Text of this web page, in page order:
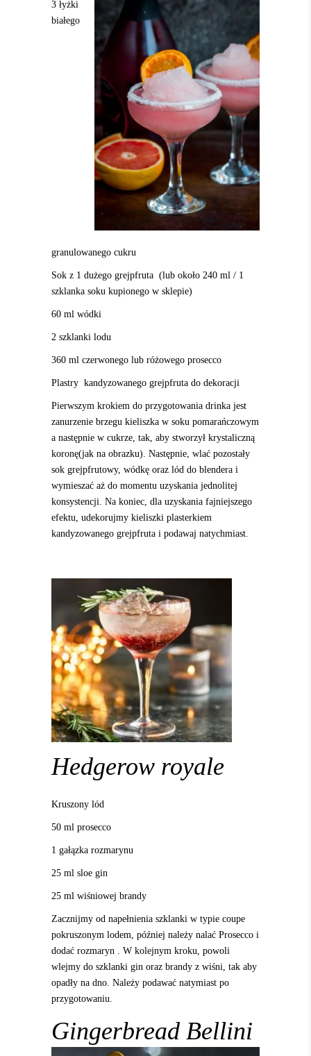
3 łyżki
białego
granulowanego cukru
Sok z 1 dużego grejpfruta (lub około 240 ml / 1
szklanka soku kupionego w sklepie)
60 ml wódki
2 szklanki lodu
360 ml czerwonego lub różowego prosecco
Plastry kandyzowanego grejpfruta do dekoracji
Pierwszym krokiem do przygotowania drinka jest
zanurzenie brzegu kieliszka w soku pomarańczowym
a następnie w cukrze, tak, aby stworzył krystaliczną
koronę(jak na obrazku). Następnie, wlać pozostały
sok grejpfrutowy, wódkę oraz lód do blendera i
wymieszać aż do momentu uzyskania jednolitej
konsystencji. Na koniec, dla uzyskania fajniejszego
efektu, udekorujmy kieliszki plasterkiem
kandyzowanego grejpfruta i podawaj natychmiast.
Hedgerow royale
Kruszony lód
50 ml prosecco
1 gałązka rozmarynu
25 ml sloe gin
25 ml wiśniowej brandy
Zacznijmy od napełnienia szklanki w typie coupe
pokruszonym lodem, później należy nalać Prosecco i
dodać rozmaryn . W kolejnym kroku, powoli
wlejmy do szklanki gin oraz brandy z wiśni, tak aby
opadły na dno. Należy podawać natymiast po
przygotowaniu.
Gingerbread Bellini